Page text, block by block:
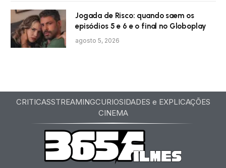
Jogada de Risco: quando saem os
episódios 5 e 6 e o final no Globoplay
agosto 5, 2026
CRITICASSTREAMINGCURIOSIDADES e EXPLICAÇÕES
CINEMA